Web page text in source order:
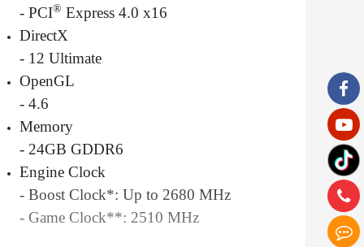
- PCI® Express 4.0 x16
DirectX
- 12 Ultimate
OpenGL
- 4.6
Memory
- 24GB GDDR6
Engine Clock
- Boost Clock*: Up to 2680 MHz
- Game Clock**: 2510 MHz